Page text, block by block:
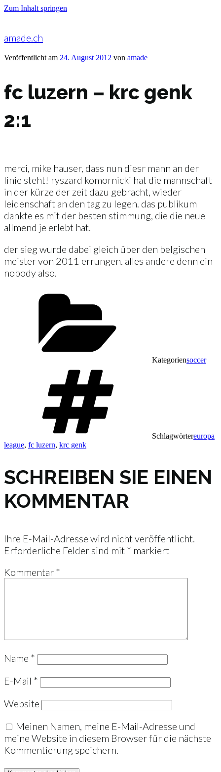
Zum Inhalt springen
amade.ch
Veröffentlicht am 24. August 2012 von amade
fc luzern – krc genk
2:1
merci, mike hauser, dass nun diesr mann an der
linie steht! ryszard komornicki hat die mannschaft
in der kürze der zeit dazu gebracht, wieder
leidenschaft an den tag zu legen. das publikum
dankte es mit der besten stimmung, die die neue
allmend je erlebt hat.
der sieg wurde dabei gleich über den belgischen
meister von 2011 errungen. alles andere denn ein
nobody also.
Kategoriensoccer
Schlagwörtereuropa
league, fc luzern, krc genk
SCHREIBEN SIE EINEN
KOMMENTAR
Ihre E-Mail-Adresse wird nicht veröffentlicht.
Erforderliche Felder sind mit * markiert
Kommentar *
Name *
E-Mail *
Website
Meinen Namen, meine E-Mail-Adresse und
meine Website in diesem Browser für die nächste
Kommentierung speichern.